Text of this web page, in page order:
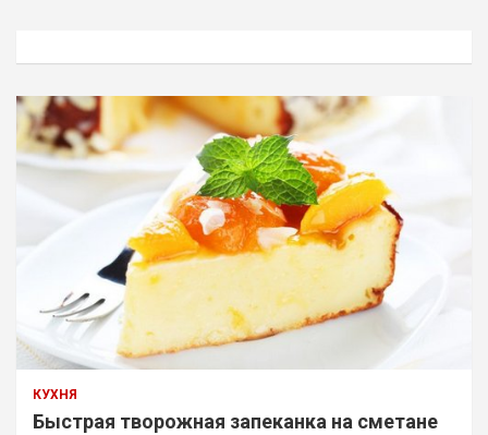
КУХНЯ
Быстрая творожная запеканка на сметане